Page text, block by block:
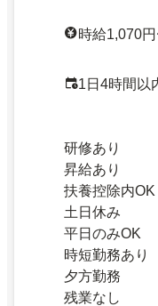
時給1,070
1日4時間以
研修あり
昇給あり
扶養控除内OK
土日休み
平日のみOK
時短勤務あり
夕方勤務
残業なし